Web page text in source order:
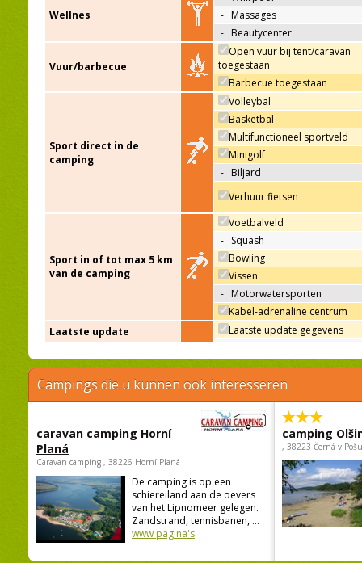
Wellnes
- Massages
- Beautycenter
Vuur/barbecue
Open vuur bij tent/caravan
toegestaan
Barbecue toegestaan
Sport direct in de
camping
Volleybal
Basketbal
Multifunctioneel sportveld
Minigolf
- Biljard
Verhuur fietsen
Sport in of tot max 5 km
van de camping
Voetbalveld
- Squash
Bowling
Vissen
- Motorwatersporten
Kabel-adrenaline centrum
Laatste update
Laatste update gegevens
Campings die u kunnen ook interesseren
caravan camping Horní
Planá
Caravan camping , 38226 Horní Planá
De camping is op een
schiereiland aan de oevers
van het Lipnomeer gelegen.
Zandstrand, tennisbanen, ...
www pagina's
camping
, 38223 Černá v